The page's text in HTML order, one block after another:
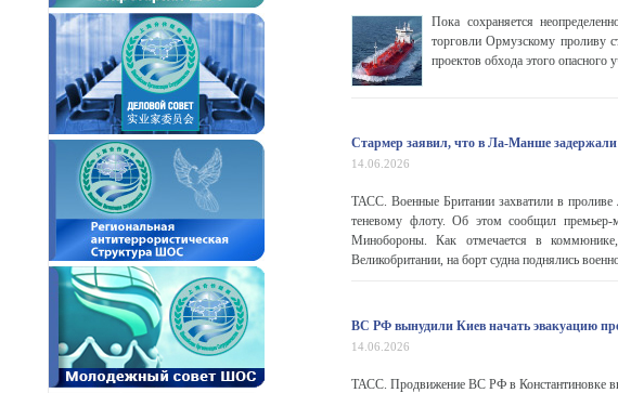
Пока сохраняется
торговли Ормузскому проливу
проектов обхода этого опасного
Стармер заявил, что в Ла-Манше
14.06.2026
ТАСС. Военные Британии захватили в
теневому флоту. Об этом сообщил премьер-
Минобороны. Как отмечается в
Великобритании, на борт судна поднялись
ВС РФ вынудили Киев начать эвакуацию
14.06.2026
ТАСС. Продвижение ВС РФ в Константиновке